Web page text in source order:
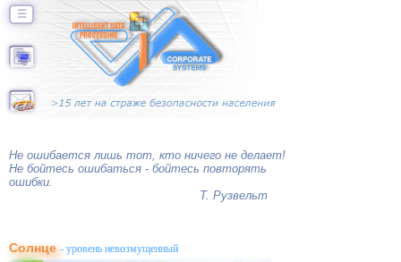
☰
Не ошибается лишь тот, кто ничего не делает!
Не бойтесь ошибаться - бойтесь повторять
ошибки.
Т. Рузвельт
Солнце- уровень невозмущенный